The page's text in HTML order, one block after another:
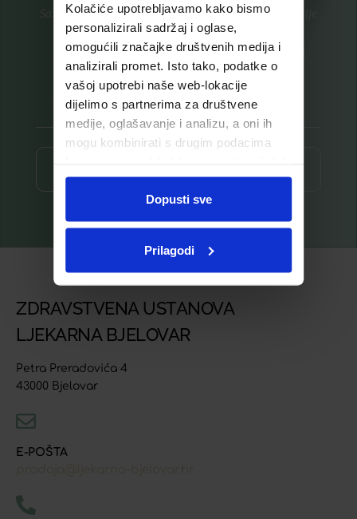
Kolačiće upotrebljavamo kako bismo
personalizirali sadržaj i oglase,
omogućili značajke društvenih medija i
analizirali promet. Isto tako, podatke o
vašoj upotrebi naše web-lokacije
dijelimo s partnerima za društvene
medije, oglašavanje i analizu, a oni ih
mogu kombinirati s drugim podacima
ste upotrebljavali njihove usluge.
Dopusti sve
Prilagodi
Saznajte prvi za nove proizvode i ekskluzivne promocije
Prijavite se na listu za novosti
ZDRAVSTVENA USTANOVA
LJEKARNA BJELOVAR
Petra Preradovića 4
43000 Bjelovar
E-POŠTA